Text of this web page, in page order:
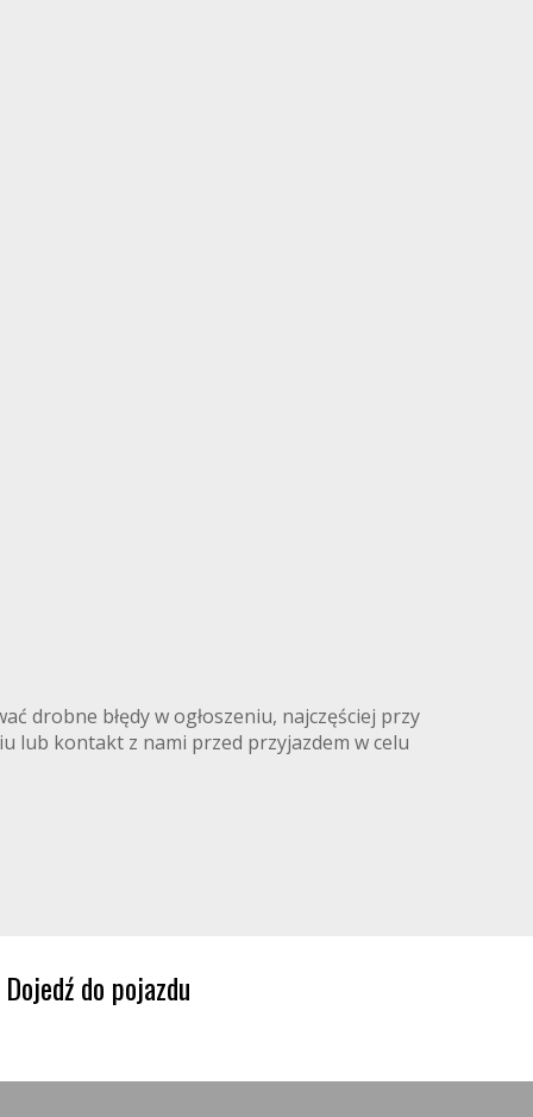
drobne błędy w ogłoszeniu, najczęściej przy
lub kontakt z nami przed przyjazdem w celu
Dojedź do pojazdu